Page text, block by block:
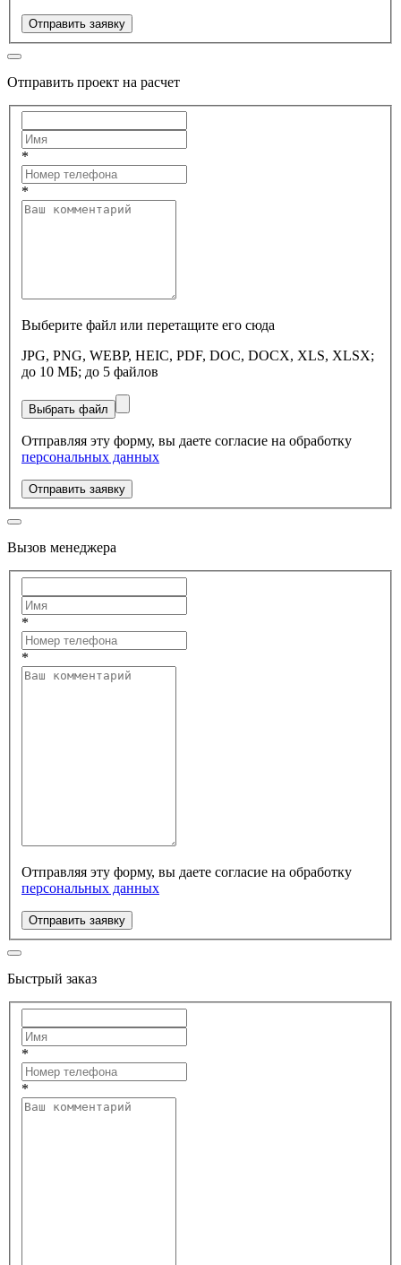
Отправить заявку
Отправить проект на расчет
*
*
Выберите файл или перетащите его сюда
JPG, PNG, WEBP, HEIC, PDF, DOC, DOCX, XLS, XLSX;
до 10 МБ; до 5 файлов
Выбрать файл
Отправляя эту форму, вы даете согласие на обработку
персональных данных
Отправить заявку
Вызов менеджера
*
*
Отправляя эту форму, вы даете согласие на обработку
персональных данных
Отправить заявку
Быстрый заказ
*
*